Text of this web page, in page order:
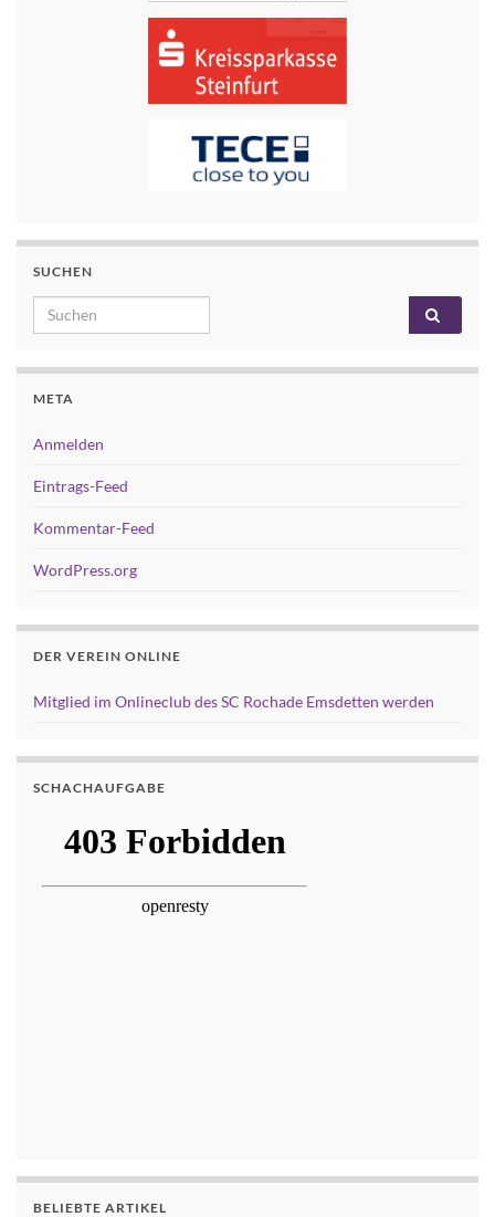
SUCHEN
Search for:
META
Anmelden
Eintrags-Feed
Kommentar-Feed
WordPress.org
DER VEREIN ONLINE
Mitglied im Onlineclub des SC Rochade Emsdetten werden
SCHACHAUFGABE
BELIEBTE ARTIKEL